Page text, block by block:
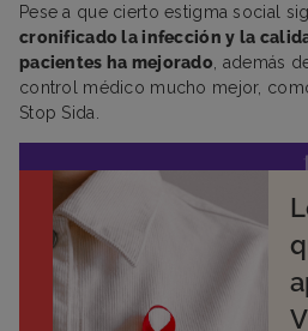
Pese a que cierto estigma social
cronificado la infección y la
pacientes ha mejorado , además
control médico mucho mejor,
Stop Sida.